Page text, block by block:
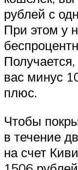
рублей с
При этом у
вас минус
плюс.
Чтобы
в течение
на счет